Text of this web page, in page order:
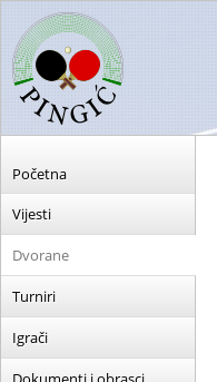
Početna
Vijesti
Dvorane
Turniri
Igrači